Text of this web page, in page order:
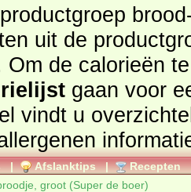
uit de
gaan voor een
vindt u
| Afslanktips | Recepten
groot (Super de boer)